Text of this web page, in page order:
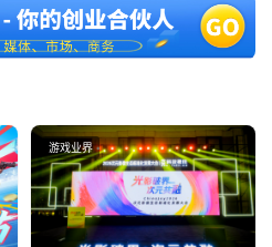
游戏业界